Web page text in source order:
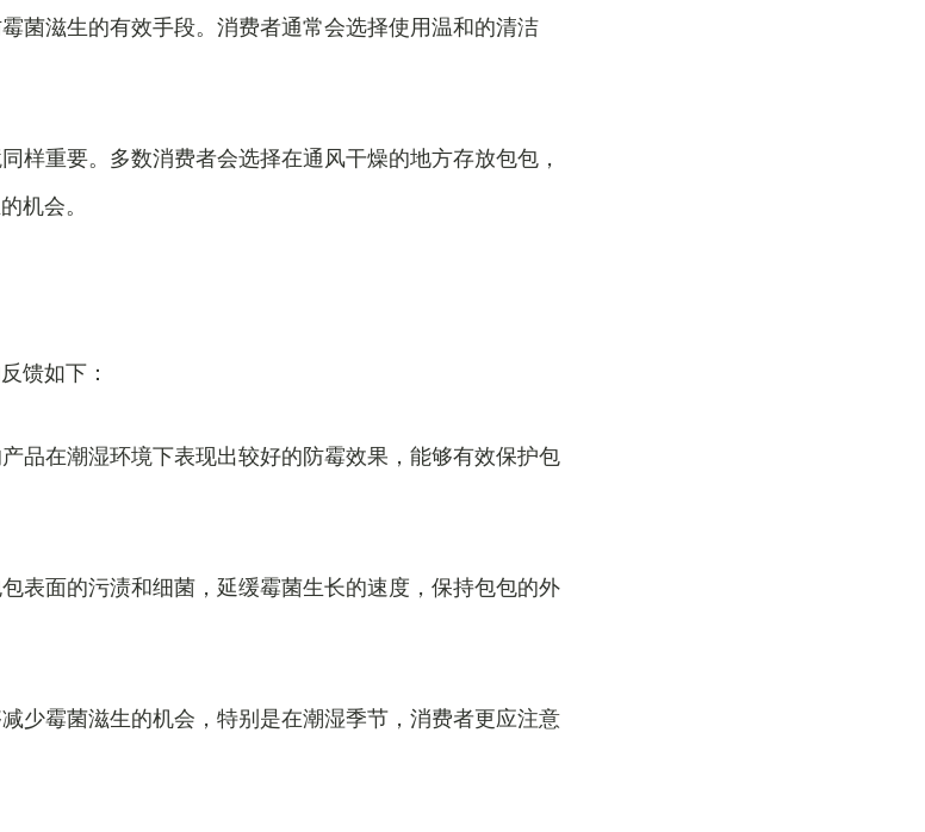
菌滋生的有效手段。消费者通常会选择使用温和的清洁
样重要。多数消费者会选择在通风干燥的地方存放包包，
机会。
馈如下：
品在潮湿环境下表现出较好的防霉效果，能够有效保护包
表面的污渍和细菌，延缓霉菌生长的速度，保持包包的外
少霉菌滋生的机会，特别是在潮湿季节，消费者更应注意